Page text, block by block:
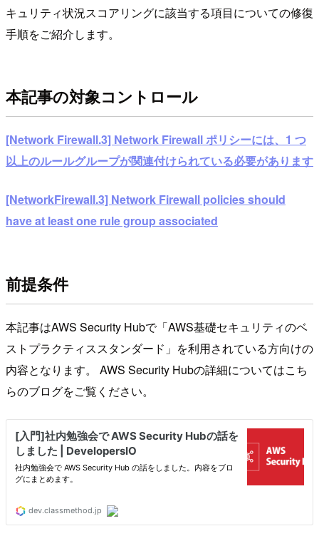
キュリティ状況スコアリングに該当する項目についての修復
手順をご紹介します。
本記事の対象コントロール
[Network Firewall.3] Network Firewall ポリシーには、1 つ
以上のルールグループが関連付けられている必要があります
[NetworkFirewall.3] Network Firewall policies should
have at least one rule group associated
前提条件
本記事はAWS Security Hubで「AWS基礎セキュリティのベ
ストプラクティススタンダード」を利用されている方向けの
内容となります。 AWS Security Hubの詳細についてはこち
らのブログをご覧ください。